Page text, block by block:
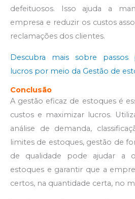
defeituosos. Isso ajuda a
empresa e reduzir os custos
reclamações dos clientes.
Descubra mais sobre passos
lucros por meio da Gestão de
Conclusão
A gestão eficaz de estoques é
custos e maximizar lucros.
análise de demanda,
limites de estoques, gestão de
de qualidade pode ajudar a
estoques e garantir que a
certos, na quantidade certa, no